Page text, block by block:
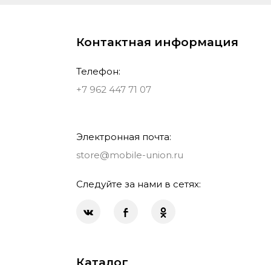
Контактная информация
Телефон:
+7 962 447 71 07
Электронная почта:
store@mobile-union.ru
Следуйте за нами в сетях: